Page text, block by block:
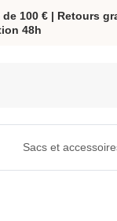
100 € | Retours
48h
Sacs et